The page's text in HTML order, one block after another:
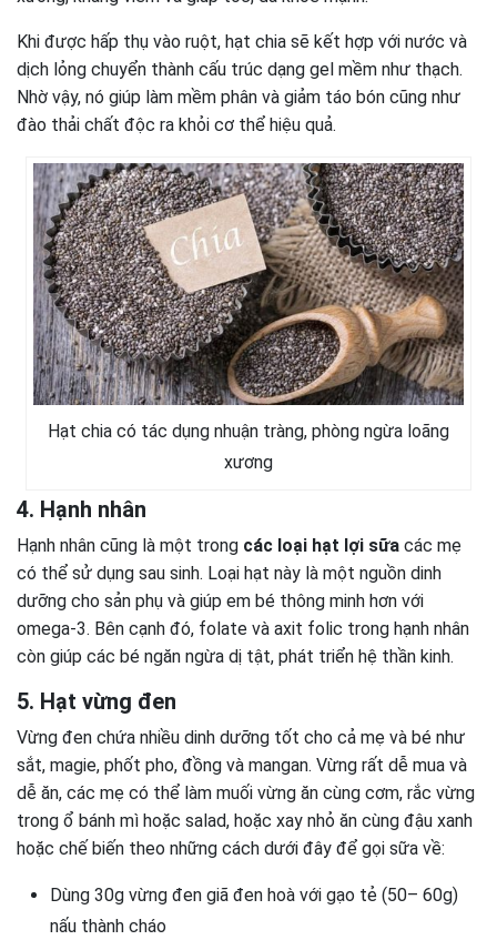
Khi được hấp thụ vào ruột, hạt chia sẽ kết hợp với nước và
dịch lỏng chuyển thành cấu trúc dạng gel mềm như thạch.
Nhờ vậy, nó giúp làm mềm phân và giảm táo bón cũng như
đào thải chất độc ra khỏi cơ thể hiệu quả.
Hạt chia có tác dụng nhuận tràng, phòng ngừa loãng
xương
4. Hạnh nhân
Hạnh nhân cũng là một trong các loại hạt lợi sữa các mẹ
có thể sử dụng sau sinh. Loại hạt này là một nguồn dinh
dưỡng cho sản phụ và giúp em bé thông minh hơn với
omega-3. Bên cạnh đó, folate và axit folic trong hạnh nhân
còn giúp các bé ngăn ngừa dị tật, phát triển hệ thần kinh.
5. Hạt vừng đen
Vừng đen chứa nhiều dinh dưỡng tốt cho cả mẹ và bé như
sắt, magie, phốt pho, đồng và mangan. Vừng rất dễ mua và
dễ ăn, các mẹ có thể làm muối vừng ăn cùng cơm, rắc vừng
trong ổ bánh mì hoặc salad, hoặc xay nhỏ ăn cùng đậu xanh
hoặc chế biến theo những cách dưới đây để gọi sữa về:
Dùng 30g vừng đen giã đen hoà với gạo tẻ (50– 60g)
nấu thành cháo